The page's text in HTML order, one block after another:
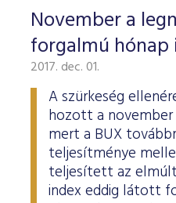
November a
forgalmú hónap
2017. dec. 01.
A szürkeség
hozott a november
mert a BUX
teljesítménye
teljesített az
index eddig látott